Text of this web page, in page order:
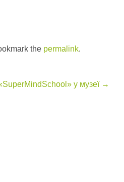
the permalink.
у музеї →